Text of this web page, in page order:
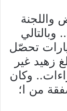
واللجنة
تحصّل
زهيد غير
وكان
من ا؛